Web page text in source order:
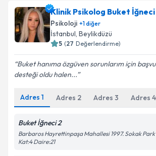
Klinik Psikolog Buket İğneci
Psikoloji +1diğer
İstanbul, Beylikdüzü
5 (27 Değerlendirme)
Buket hanıma özgüven sorunlarım için
desteği oldu halen...
Adres 1 Adres 2 Adres 3 Adres 4
Buket İğneci 2
Barbaros Hayrettinpaşa Mahallesi 1997. Sokak Park
Kat:4 Daire:21